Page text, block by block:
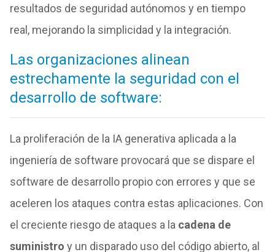
resultados de seguridad autónomos y en tiempo
real, mejorando la simplicidad y la integración.
Las organizaciones alinean
estrechamente la seguridad con el
desarrollo de software:
La proliferación de la IA generativa aplicada a la
ingeniería de software provocará que se dispare el
software de desarrollo propio con errores y que se
aceleren los ataques contra estas aplicaciones. Con
el creciente riesgo de ataques a la cadena de
suministro y un disparado uso del código abierto, al